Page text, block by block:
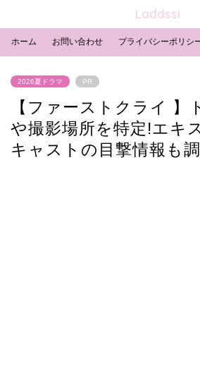
Laddssi
ホーム お問い合わせ プライバシーポリシ
2026夏ドラマ PR
【ファーストクライ 】
や撮影場所を特定!エキ
キャストの目撃情報も